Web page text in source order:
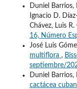
Duniel Barrios,
Ignacio D.
Chávez, Luis R.
16, Número
José Luis
multiflora ,
septiembre/
Duniel Barrios,
cactácea